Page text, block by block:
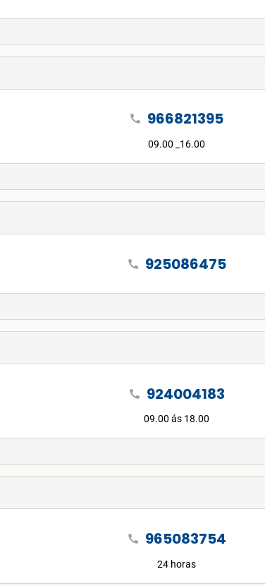
call 966821395
09.00 _16.00
call 925086475
call 924004183
09.00 ás 18.00
call 965083754
24 horas